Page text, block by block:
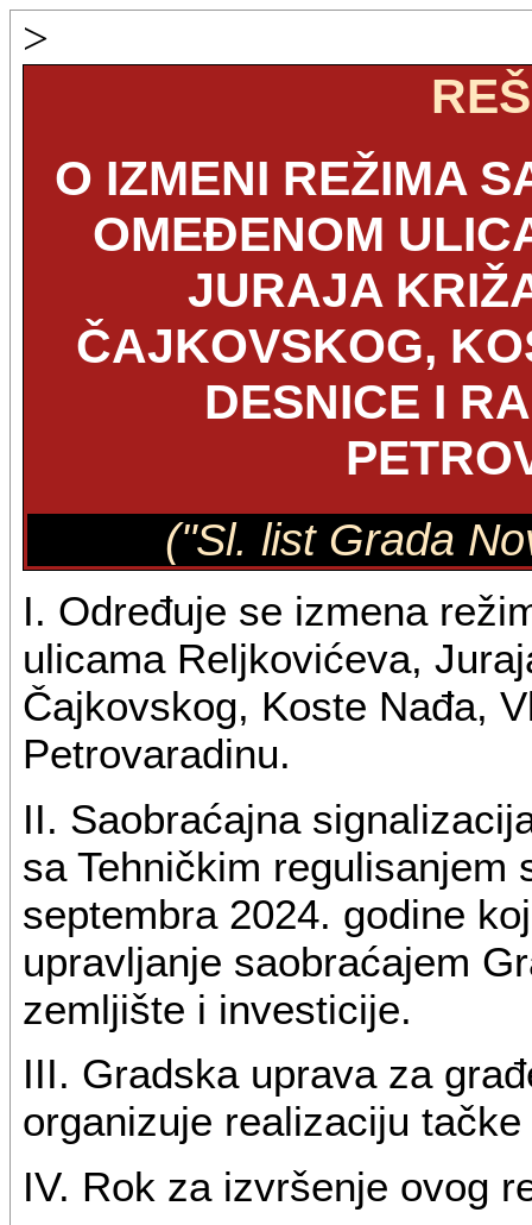
>
O IZMENI REŽIMA
OMEĐENOM
JURAJA
ČAJKOVSKOG,
DESNICE I
("Sl. list Grada
I. Određuje se izmena
ulicama Reljkovićeva,
Čajkovskog, Koste Nađa,
Petrovaradinu.
II. Saobraćajna
sa Tehničkim regulisanjem
septembra 2024. godine
upravljanje saobraćajem
zemljište i investicije.
III. Gradska uprava za
organizuje realizaciju
IV. Rok za izvršenje ovog